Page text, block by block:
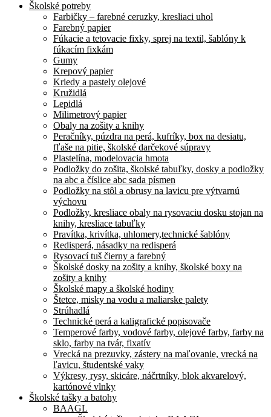
Školské potreby
Farbičky – farebné ceruzky, kresliaci uhol
Farebný papier
Fúkacie a tetovacie fixky, sprej na textil, šablóny k
fúkacím fixkám
Gumy
Krepový papier
Kriedy a pastely olejové
Kružidlá
Lepidlá
Milimetrový papier
Obaly na zošity a knihy
Peračníky, púzdra na perá, kufríky, box na desiatu,
fľaše na pitie, školské darčekové súpravy
Plastelína, modelovacia hmota
Podložky do zošita, školské tabuľky, dosky a podložky
na abc a číslice abc sada písmen
Podložky na stôl a obrusy na lavicu pre výtvarnú
výchovu
Podložky, kresliace obaly na rysovaciu dosku stojan na
knihy, kresliace tabuľky
Pravítka, krivítka, uhlomery,technické šablóny
Redisperá, násadky na redisperá
Rysovací tuš čierny a farebný
Školské dosky na zošity a knihy, školské boxy na
zošity a knihy
Školské mapy a školské hodiny
Štetce, misky na vodu a maliarske palety
Strúhadlá
Technické perá a kaligrafické popisovače
Temperové farby, vodové farby, olejové farby, farby na
sklo, farby na tvár, fixatív
Vrecká na prezuvky, zástery na maľovanie, vrecká na
ľavicu, študentské vaky
Výkresy, rysy, skicáre, náčrtníky, blok akvarelový,
kartónové vlnky
Školské tašky a batohy
BAAGL